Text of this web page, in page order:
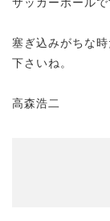
塞ぎ込みがちな
下さいね。
高森浩二